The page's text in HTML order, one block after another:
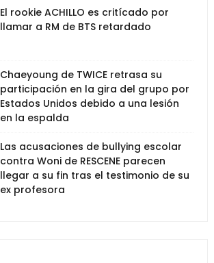
El rookie ACHILLO es critícado por
llamar a RM de BTS retardado
Chaeyoung de TWICE retrasa su
participación en la gira del grupo por
Estados Unidos debido a una lesión
en la espalda
Las acusaciones de bullying escolar
contra Woni de RESCENE parecen
llegar a su fin tras el testimonio de su
ex profesora